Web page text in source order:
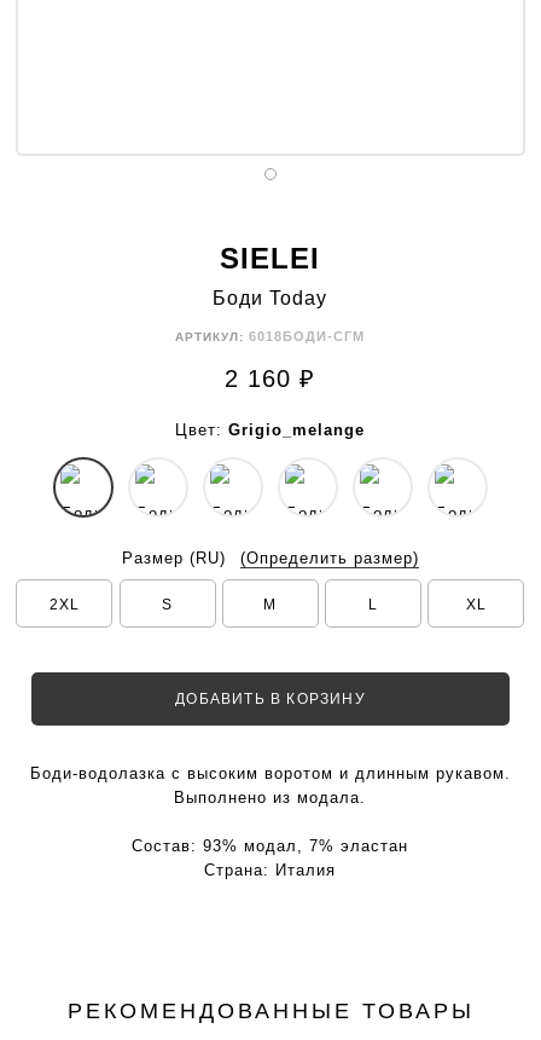
SIELEI
Боди Today
АРТИКУЛ:6018БОДИ-СГМ
2 160 ₽
Цвет:Grigio_melange
Размер (RU) (Определить размер)
2XL S M L XL
ДОБАВИТЬ В КОРЗИНУ
Боди-водолазка с высоким воротом и длинным рукавом.
Выполнено из модала.
Состав:93% модал, 7% эластан
Страна: Италия
РЕКОМЕНДОВАННЫЕ ТОВАРЫ